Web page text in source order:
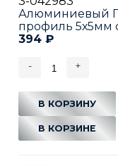
Алюминиевый
профиль 5х5мм
394 ₽
- +
В КОРЗИНУ
В КОРЗИНЕ